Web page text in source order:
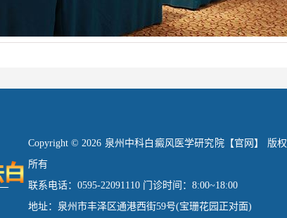
Copyright © 2026 泉州中科白癜风医学研究院【官网】 版权
所有
联系电话：0595-22091110 门诊时间：8:00~18:00
地址：泉州市丰泽区通港西街59号(宝珊花园正对面)